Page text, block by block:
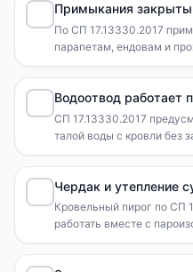
Примыкания закрыты
По СП 17.13330.2017
парапетам, ендовам и
протечки.
Водоотвод работает
СП 17.13330.2017
талой воды с кровли без
Чердак и утепление
Кровельный пирог по СП
работать вместе с
вентиляцией